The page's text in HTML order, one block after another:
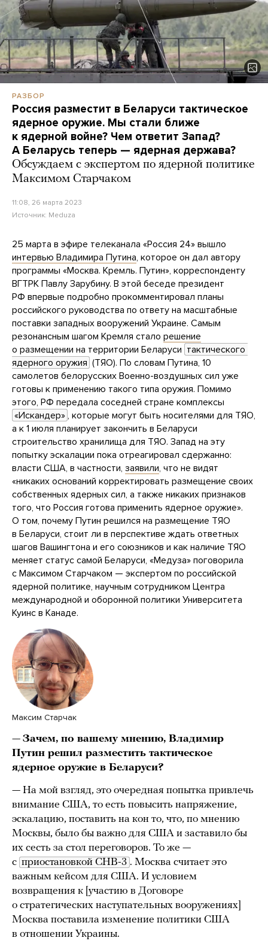
РАЗБОР
Россия разместит в Беларуси тактическое
ядерное оружие. Мы стали ближе
к ядерной войне? Чем ответит Запад?
А Беларусь теперь — ядерная держава?
Обсуждаем с экспертом по ядерной политике
Максимом Старчаком
11:08, 26 марта 2023
Источник: Meduza
25 марта в эфире телеканала «Россия 24» вышло
интервью Владимира Путина, которое он дал автору
программы «Москва. Кремль. Путин», корреспонденту
ВГТРК Павлу Зарубину. В этой беседе президент
РФ впервые подробно прокомментировал планы
российского руководства по ответу на масштабные
поставки западных вооружений Украине. Самым
резонансным шагом Кремля стало решение
о размещении на территории Беларуси тактического
ядерного оружия (ТЯО). По словам Путина, 10
самолетов белорусских Военно-воздушных сил уже
готовы к применению такого типа оружия. Помимо
этого, РФ передала соседней стране комплексы
«Искандер» , которые могут быть носителями для ТЯО,
а к 1 июля планирует закончить в Беларуси
строительство хранилища для ТЯО. Запад на эту
попытку эскалации пока отреагировал сдержанно:
власти США, в частности, заявили, что не видят
«никаких оснований корректировать размещение своих
собственных ядерных сил, а также никаких признаков
того, что Россия готова применить ядерное оружие».
О том, почему Путин решился на размещение ТЯО
в Беларуси, стоит ли в перспективе ждать ответных
шагов Вашингтона и его союзников и как наличие ТЯО
меняет статус самой Беларуси, «Медуза» поговорила
с Максимом Старчаком — экспертом по российской
ядерной политике, научным сотрудником Центра
международной и оборонной политики Университета
Куинс в Канаде.
Максим Старчак
— Зачем, по вашему мнению, Владимир
Путин решил разместить тактическое
ядерное оружие в Беларуси?
— На мой взгляд, это очередная попытка привлечь
внимание США, то есть повысить напряжение,
эскалацию, поставить на кон то, что, по мнению
Москвы, было бы важно для США и заставило бы
их сесть за стол переговоров. То же —
с приостановкой СНВ-3 . Москва считает это
важным кейсом для США. И условием
возвращения к [участию в Договоре
о стратегических наступательных вооружениях]
Москва поставила изменение политики США
в отношении Украины.